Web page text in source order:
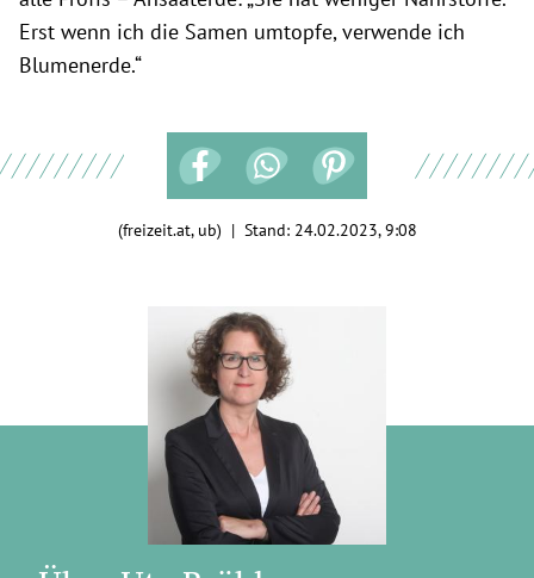
Erst wenn ich die Samen umtopfe, verwende ich
Blumenerde.“
(freizeit.at, ub) | Stand: 24.02.2023, 9:08